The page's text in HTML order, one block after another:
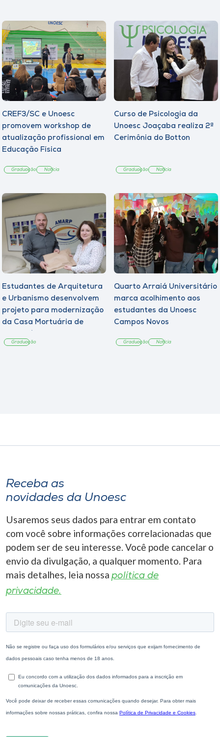
CREF3/SC e Unoesc
promovem workshop de
atualização profissional em
Educação Física
Graduação Notícia
Curso de Psicologia da
Unoesc Joaçaba realiza 2ª
Cerimônia do Botton
Graduação Notícia
Estudantes de Arquitetura
e Urbanismo desenvolvem
projeto para modernização
da Casa Mortuária de
Graduação
Quarto Arraiá Universitário
marca acolhimento aos
estudantes da Unoesc
Campos Novos
Graduação Notícia
Receba as
novidades da Unoesc
Usaremos seus dados para entrar em contato
com você sobre informações correlacionadas que
podem ser de seu interesse. Você pode cancelar o
envio da divulgação, a qualquer momento. Para
mais detalhes, leia nossa política de
privacidade.